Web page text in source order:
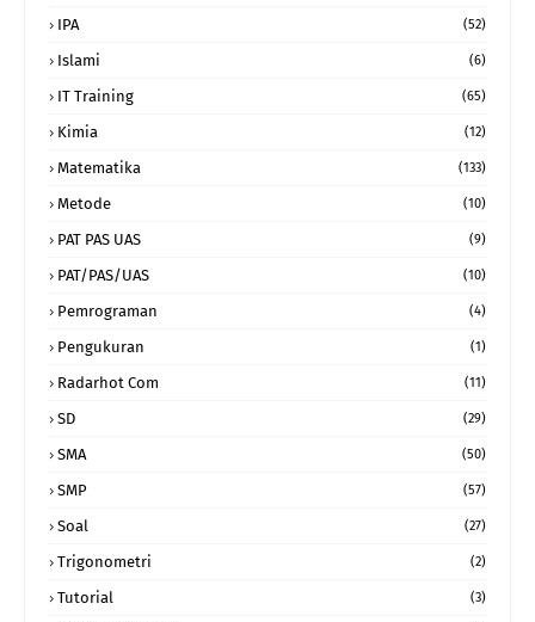
IPA (52)
Islami (6)
IT Training (65)
Kimia (12)
Matematika (133)
Metode (10)
PAT PAS UAS (9)
PAT/PAS/UAS (10)
Pemrograman (4)
Pengukuran (1)
Radarhot Com (11)
SD (29)
SMA (50)
SMP (57)
Soal (27)
Trigonometri (2)
Tutorial (3)